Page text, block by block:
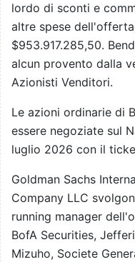
lordo di sconti e
altre spese
$953.917.285,50.
alcun provento dalla
Azionisti Venditori.
Le azioni ordinarie di
essere negoziate sul
luglio 2026 con il
Goldman Sachs
Company LLC
running manager
BofA Securities,
Mizuho, Societe